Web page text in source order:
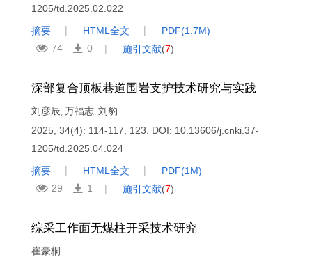
1205/td.2025.02.022
摘要
HTML全文 PDF(1.7M)
施引文献(7)
74 0
深部复合顶板巷道围岩支护技术研究与实践
刘彦辰, 万福志, 刘豹
2025, 34(4): 114-117, 123.
DOI: 10.13606/j.cnki.37-
1205/td.2025.04.024
摘要
HTML全文 PDF(1M)
施引文献(7)
29 1
综采工作面无煤柱开采技术研究
崔豪桐